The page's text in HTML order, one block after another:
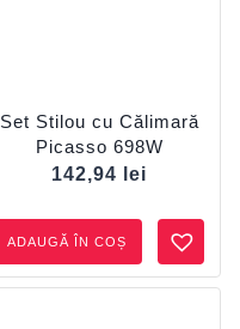
Set Stilou cu Călimară
Picasso 698W
142,94
lei
ADAUGĂ ÎN COȘ